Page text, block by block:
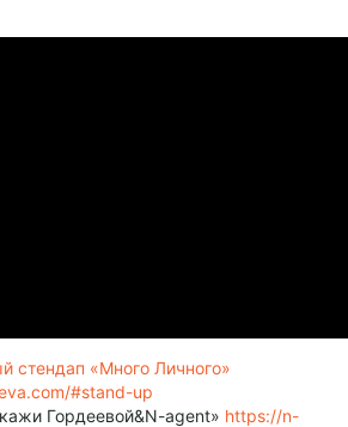
стендап «Много Личного»
#stand-up
Гордеевой&N-agent» https://n-